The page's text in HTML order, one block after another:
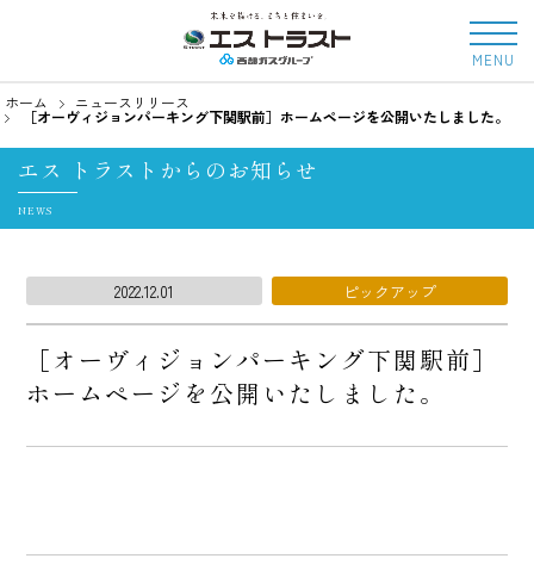
MENU
ホーム ニュースリリース
［オーヴィジョンパーキング下関駅前］ホームページを公開いたしました。
エス トラストからのお知らせ
NEWS
2022.12.01 ピックアップ
［オーヴィジョンパーキング下関駅前］
ホームページを公開いたしました。